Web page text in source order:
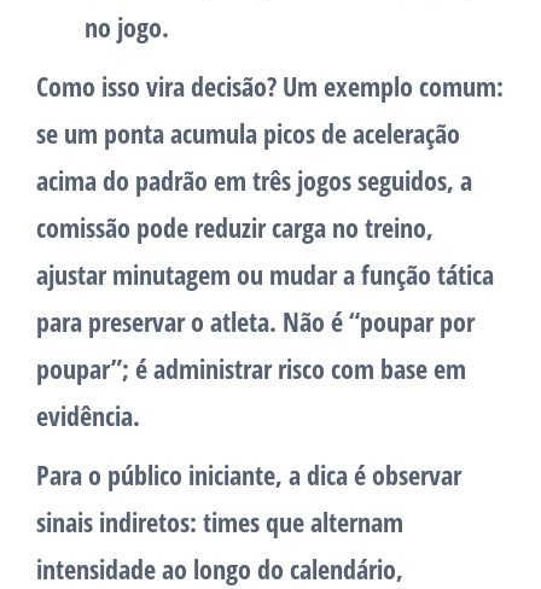
no jogo.
Como isso vira decisão? Um exemplo comum:
se um ponta acumula picos de aceleração
acima do padrão em três jogos seguidos, a
comissão pode reduzir carga no treino,
ajustar minutagem ou mudar a função tática
para preservar o atleta. Não é “poupar por
poupar”; é administrar risco com base em
evidência.
Para o público iniciante, a dica é observar
sinais indiretos: times que alternam
intensidade ao longo do calendário,